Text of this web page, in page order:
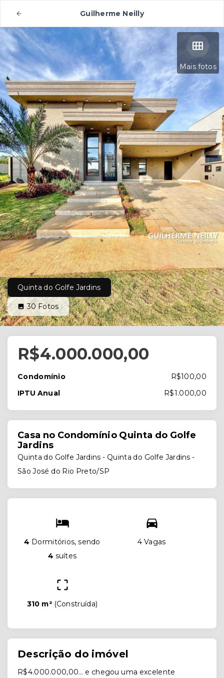
Guilherme Neilly
Mais fotos
Quinta do Golfe Jardins
30Fotos
R$4.000.000,00
Condomínio
R$100,00
IPTU Anual
R$1.000,00
Casa no Condomínio Quinta do Golfe
Jardins
Quinta do Golfe Jardins - Quinta do Golfe Jardins -
São José do Rio Preto/SP
4 Dormitórios, sendo
4 suítes
4 Vagas
310 m² (Construída)
Descrição do imóvel
R$4.000.000,00… e chegou uma excelente